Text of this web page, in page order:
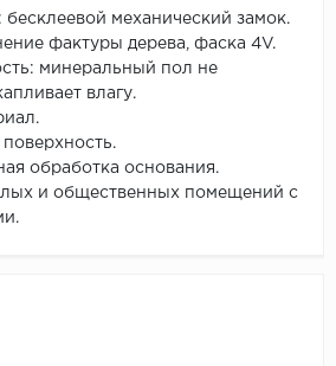
бесклеевой механический замок.
фактуры дерева, фаска 4V.
минеральный пол не
влагу.
обработка основания.
и общественных помещений с